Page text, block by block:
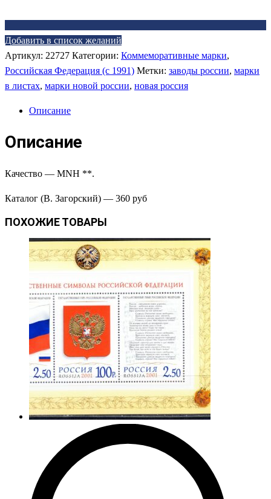
Добавить в список желаний
Артикул: 22727 Категории: Коммеморативные марки,
Российская Федерация (c 1991) Метки: заводы россии, марки
в листах, марки новой россии, новая россия
Описание
Описание
Качество — MNH **.
Каталог (В. Загорский) — 360 руб
ПОХОЖИЕ ТОВАРЫ